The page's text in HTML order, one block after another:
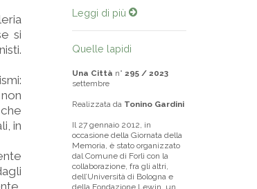
si
in
Leggi di più
Quelle lapidi
Una Città n° 295 / 2023
settembre
Realizzata da Tonino Gardini
Il 27 gennaio 2012, in
occasione della Giornata della
Memoria, è stato organizzato
dal Comune di Forlì con la
collaborazione, fra gli altri,
dell’Università di Bologna e
della Fondazione Lewin, un